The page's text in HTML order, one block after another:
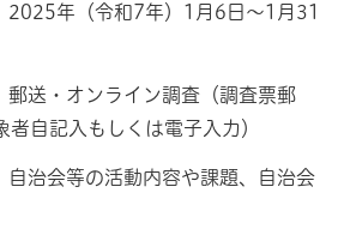
年（令和7年）1月6日～1月31
送・オンライン調査（調査票郵
者自記入もしくは電子入力）
治会等の活動内容や課題、自治会